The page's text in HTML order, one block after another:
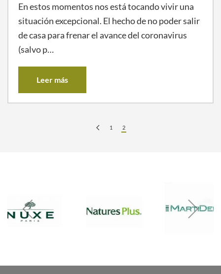
En estos momentos nos está tocando vivir una
situación excepcional. El hecho de no poder salir
de casa para frenar el avance del coronavirus
(salvo p…
Leer más
1 2